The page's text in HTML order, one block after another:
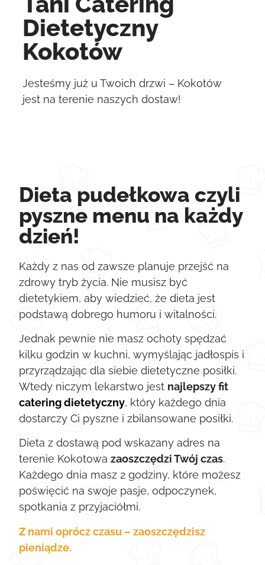
Dietetyczny
Kokotów
Jesteśmy już u Twoich drzwi – Kokotów
jest na terenie naszych dostaw!
Dieta pudełkowa czyli
pyszne menu na każdy
dzień!
Każdy z nas od zawsze planuje przejść na
zdrowy tryb życia. Nie musisz być
dietetykiem, aby wiedzieć, że dieta jest
podstawą dobrego humoru i witalności.
Jednak pewnie nie masz ochoty spędzać
kilku godzin w kuchni, wymyślając jadłospis i
przyrządzając dla siebie dietetyczne posiłki.
Wtedy niczym lekarstwo jest najlepszy fit
catering dietetyczny, który każdego dnia
dostarczy Ci pyszne i zbilansowane posiłki.
Dieta z dostawą pod wskazany adres na
terenie Kokotowazaoszczędzi Twój czas.
Każdego dnia masz 2 godziny, które możesz
poświęcić na swoje pasje, odpoczynek,
spotkania z przyjaciółmi.
Z nami oprócz czasu – zaoszczędzisz
pieniądze.